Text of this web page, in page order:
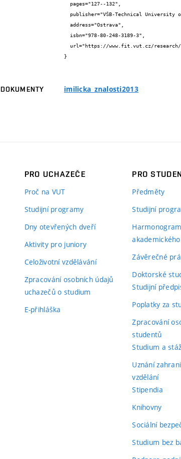
}
DOKUMENTY imilicka_znalosti2013
PRO UCHAZEČE
Proč na VUT
Studijní programy
Dny otevřených dveří
Aktivity pro juniory
Celoživotní vzdělávání
Zpracování osobních údajů
uchazečů o studium
E-přihláška
PRO
Předměty
Studijní
Harmonogram
Závěrečné
Doktorské
Studijní
Poplatky za
Zpracování
studentů
Studium a
Uznání
vzdělání
Stipendia
Knihovny
Sociální
Studium bez